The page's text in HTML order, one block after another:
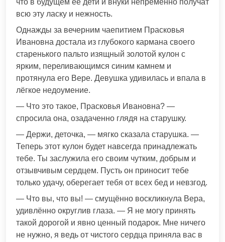
что в будущем её дети и внуки непременно получат
всю эту ласку и нежность.
Однажды за вечерним чаепитием Прасковья
Ивановна достала из глубокого кармана своего
старенького пальто изящный золотой кулон с
ярким, переливающимся синим камнем и
протянула его Вере. Девушка удивилась и впала в
лёгкое недоумение.
— Что это такое, Прасковья Ивановна? —
спросила она, озадаченно глядя на старушку.
— Держи, деточка, — мягко сказала старушка. —
Теперь этот кулон будет навсегда принадлежать
тебе. Ты заслужила его своим чутким, добрым и
отзывчивым сердцем. Пусть он приносит тебе
только удачу, оберегает тебя от всех бед и невзгод.
— Что вы, что вы! — смущённо воскликнула Вера,
удивлённо округлив глаза. — Я не могу принять
такой дорогой и явно ценный подарок. Мне ничего
не нужно, я ведь от чистого сердца приняла вас в